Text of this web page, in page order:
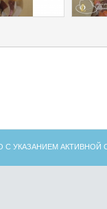
С УКАЗАНИЕМ АКТИВНОЙ